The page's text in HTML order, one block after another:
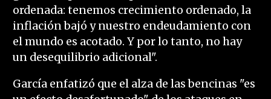
ordenada: tenemos crecimiento ordenado, la
inflación bajó y nuestro endeudamiento con
el mundo es acotado. Y por lo tanto, no hay
un desequilibrio adicional".
García enfatizó que el alza de las bencinas "es